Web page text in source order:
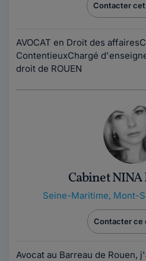
Contacter
AVOCAT en Droit des
ContentieuxChargé
droit de ROUEN
Cabinet NINA
Seine-Maritime, Mont-
Contacter ce
Avocat au Barreau de Rouen,